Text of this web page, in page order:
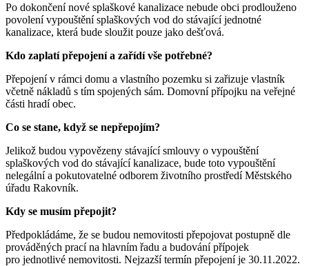
Po dokončení nové splaškové kanalizace nebude obci prodlouženo
povolení vypouštění splaškových vod do stávající jednotné
kanalizace, která bude sloužit pouze jako dešťová.
Kdo zaplatí přepojení a zařídí vše potřebné?
Přepojení v rámci domu a vlastního pozemku si zařizuje vlastník
včetně nákladů s tím spojených sám. Domovní přípojku na veřejné
části hradí obec.
Co se stane, když se nepřepojím?
Jelikož budou vypovězeny stávající smlouvy o vypouštění
splaškových vod do stávající kanalizace, bude toto vypouštění
nelegální a pokutovatelné odborem životního prostředí Městského
úřadu Rakovník.
Kdy se musím přepojit?
Předpokládáme, že se budou nemovitosti přepojovat postupně dle
prováděných prací na hlavním řadu a budování přípojek
pro jednotlivé nemovitosti. Nejzazší termín přepojení je 30.11.2022.